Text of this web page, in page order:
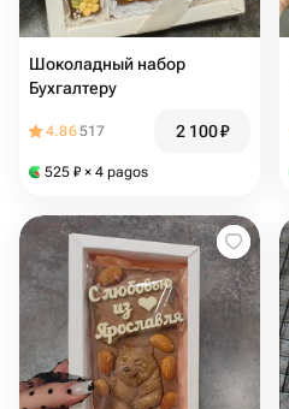
Шоколадный набор
Бухгалтеру
4.86517 2 100₽
525 ₽ × 4 pagos